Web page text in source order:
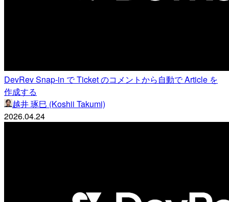
DevRev Snap-in で Ticket のコメントから自動で Article を
作成する
越井 琢巳 (Koshii Takumi)
2026.04.24